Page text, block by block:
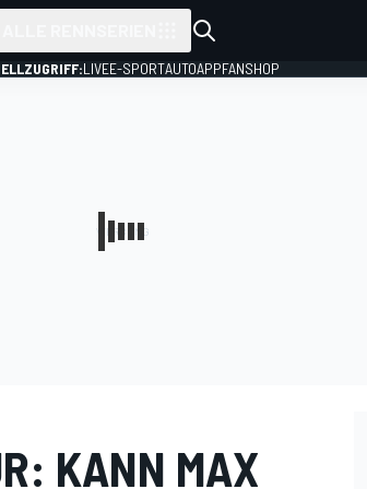
LIVEE-SPORTAUTOAPPFANSHOP
KANN MAX